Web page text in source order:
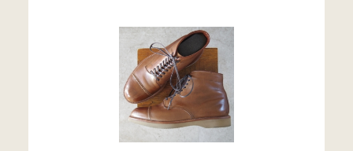
オンラインショップ
買取ブランドページ